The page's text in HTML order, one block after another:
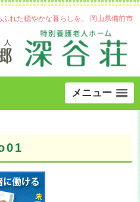
れた穏やかな暮らしを。 岡山県備前市
メニュー